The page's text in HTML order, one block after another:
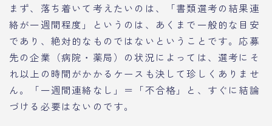
まず、落ち着いて考えたいのは、「書類選考の結果連
絡が一週間程度」というのは、あくまで一般的な目安
であり、絶対的なものではないということです。応募
先の企業（病院・薬局）の状況によっては、選考にそ
れ以上の時間がかかるケースも決して珍しくありませ
ん。「一週間連絡なし」＝「不合格」と、すぐに結論
づける必要はないのです。